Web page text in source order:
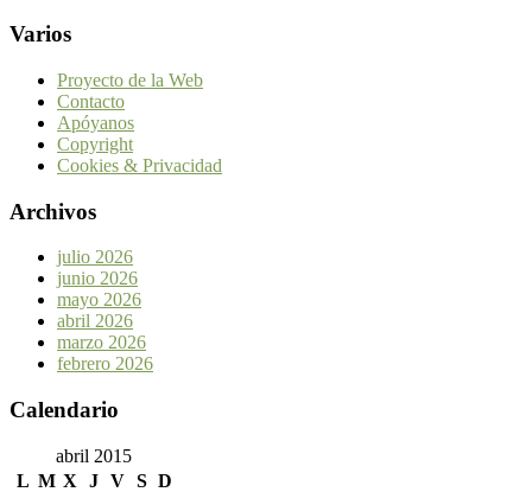
Varios
Proyecto de la Web
Contacto
Apóyanos
Copyright
Cookies & Privacidad
Archivos
julio 2026
junio 2026
mayo 2026
abril 2026
marzo 2026
febrero 2026
Calendario
abril 2015
L M X J V S D